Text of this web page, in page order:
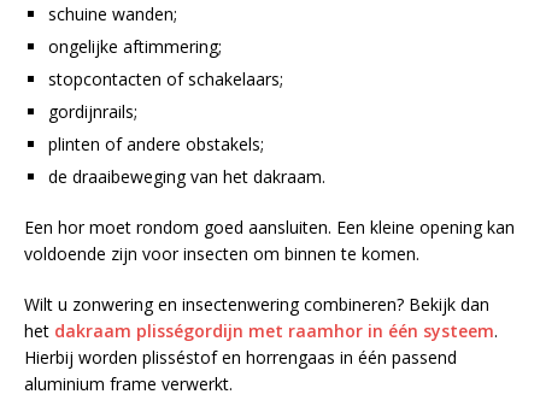
schuine wanden;
ongelijke aftimmering;
stopcontacten of schakelaars;
gordijnrails;
plinten of andere obstakels;
de draaibeweging van het dakraam.
Een hor moet rondom goed aansluiten. Een kleine opening kan
voldoende zijn voor insecten om binnen te komen.
Wilt u zonwering en insectenwering combineren? Bekijk dan
het dakraam plisségordijn met raamhor in één systeem.
Hierbij worden plisséstof en horrengaas in één passend
aluminium frame verwerkt.